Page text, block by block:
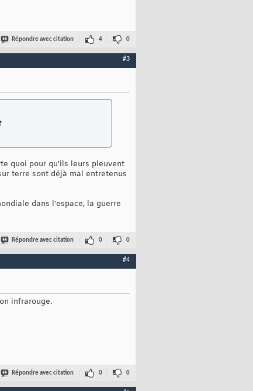
Répondre avec citation 4 0
#3
quoi pour qu'ils leurs pleuvent
terre sont déjà mal entretenus
dans l'espace, la guerre
Répondre avec citation 0 0
#4
infrarouge.
Répondre avec citation 0 0